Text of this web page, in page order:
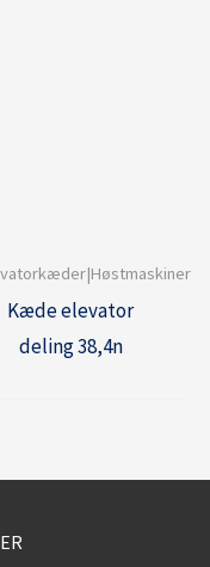
Kæde elevator
deling 38,4n